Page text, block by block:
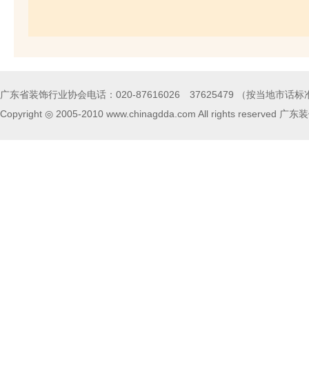
广东省装饰行业协会电话：020-87616026 37625479 （按当地市话
Copyright ◎ 2005-2010 www.chinagdda.com All rights reserved 广东